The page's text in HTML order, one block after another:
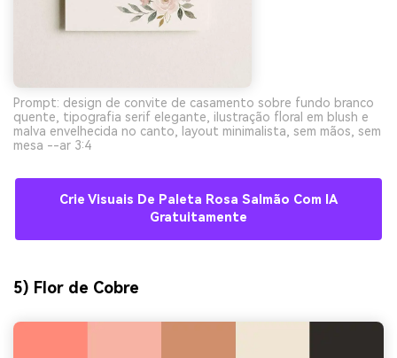
Prompt: design de convite de casamento sobre fundo branco
quente, tipografia serif elegante, ilustração floral em blush e
malva envelhecida no canto, layout minimalista, sem mãos, sem
mesa --ar 3:4
Crie Visuais De Paleta Rosa Salmão Com IA
Gratuitamente
5) Flor de Cobre